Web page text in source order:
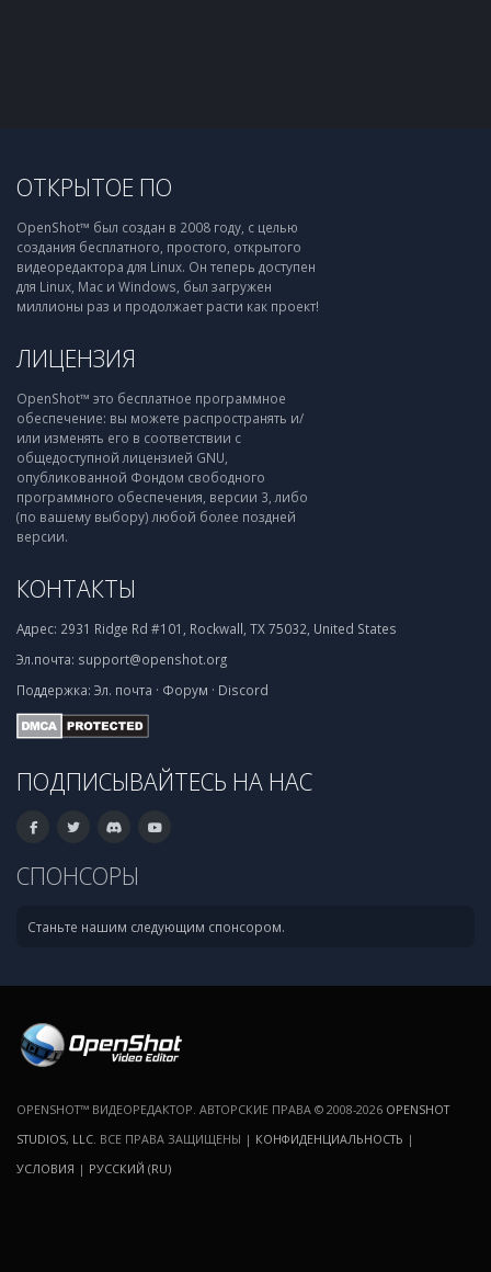
ОТКРЫТОЕ ПО
OpenShot™ был создан в 2008 году, с целью
создания бесплатного, простого, открытого
видеоредактора для Linux. Он теперь доступен
для Linux, Mac и Windows, был загружен
миллионы раз и продолжает расти как проект!
ЛИЦЕНЗИЯ
OpenShot™ это бесплатное программное
обеспечение: вы можете распространять и/
или изменять его в соответствии с
общедоступной лицензией GNU,
опубликованной Фондом свободного
программного обеспечения, версии 3, либо
(по вашему выбору) любой более поздней
версии.
КОНТАКТЫ
Адрес: 2931 Ridge Rd #101, Rockwall, TX 75032, United States
Эл.почта: support@openshot.org
Поддержка: Эл. почта · Форум · Discord
ПОДПИСЫВАЙТЕСЬ НА НАС
СПОНСОРЫ
Станьте нашим следующим спонсором.
OPENSHOT™ ВИДЕОРЕДАКТОР. АВТОРСКИЕ ПРАВА © 2008-2026 OPENSHOT
STUDIOS, LLC . ВСЕ ПРАВА ЗАЩИЩЕНЫ | КОНФИДЕНЦИАЛЬНОСТЬ |
УСЛОВИЯ | РУССКИЙ (RU)